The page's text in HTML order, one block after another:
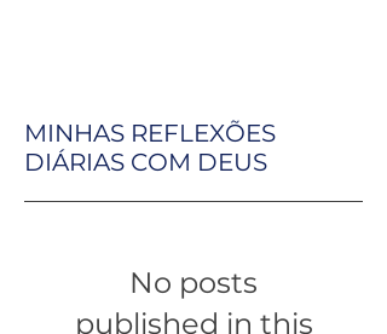
MINHAS REFLEXÕES
DIÁRIAS COM DEUS
No posts
published in this